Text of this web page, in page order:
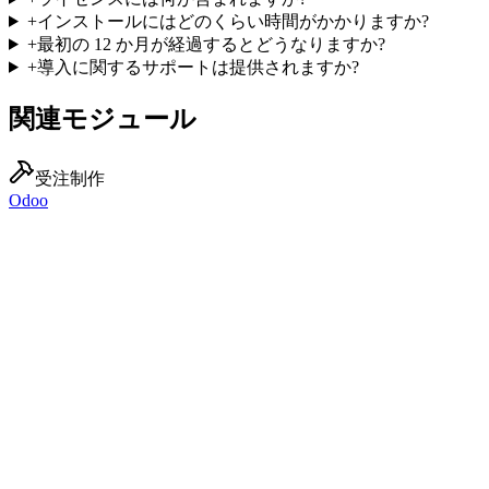
+インストールにはどのくらい時間がかかりますか?
+最初の 12 か月が経過するとどうなりますか?
+導入に関するサポートは提供されますか?
関連モジュール
受注制作
Odoo